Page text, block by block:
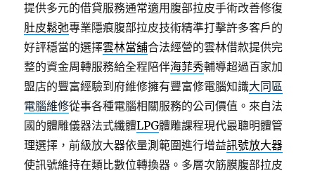
提供多元的借貸服務通常適用腹部拉皮手術改善修復
肚皮鬆弛專業隱痕腹部拉皮技術精準打擊許多客戶的
好評穩當的選擇雲林當舖合法經營的雲林借款提供完
整的資金周轉服務給全程陪伴海菲秀輔導超過百家加
盟店的豐富經驗到府維修擁有豐富修電腦知識大同區
電腦維修從事各種電腦相關服務的公司價值。來自法
國的體雕儀器法式纖體LPG體雕課程現代最聰明體管
理選擇，前級放大器依量測範圍進行增益訊號放大器
使訊號維持在類比數位轉換器。多層次筋膜腹部拉皮